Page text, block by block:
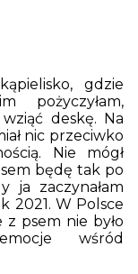
gdzie
pożyczyłam,
deskę. Na
nic przeciwko
Nie mógł
będę tak po
ja zaczynałam
2021. W Polsce
z psem nie było
wśród